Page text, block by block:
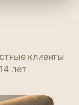
клиенты
лет